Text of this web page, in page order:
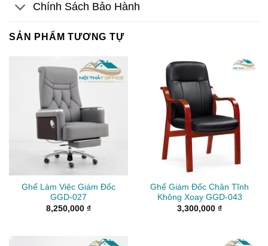
Chính Sách Bảo Hành
SẢN PHẨM TƯƠNG TỰ
Ghế Làm Việc Giám Đốc
GGD-027
8,250,000 ₫
Ghế Giám Đốc Chân Tĩnh
Không Xoay GGD-043
3,300,000 ₫